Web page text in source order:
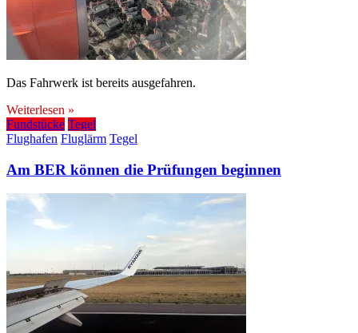
Das Fahrwerk ist bereits ausgefahren.
Weiterlesen »
Fundstücke Tegel
Flughafen Fluglärm Tegel
Am BER können die Prüfungen beginnen